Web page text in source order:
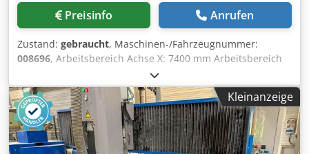
Preisinfo Anrufen
Zustand: gebraucht, Maschinen-/Fahrzeugnummer:
008696, Arbeitsbereich Achse X: 7400 mm Arbeitsbereich
Achse Y: 2250 mm Arbeitsebene: Nestingtisch Dedszrux
Nopfx Anleck Leistung Haupt-Spindel: 15 KW Anz.
kontrollierte Achsen: 5 Achsen Anzahl Werkzeugplätze: 30
Kleinanzeige